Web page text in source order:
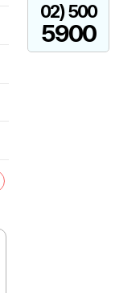
02) 500
5900